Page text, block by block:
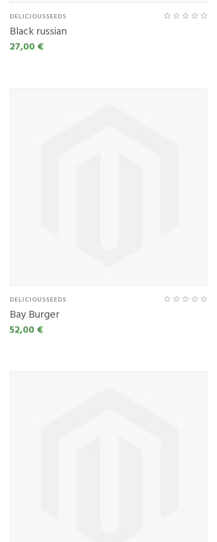
DELICIOUSSEEDS
Black russian
27,00 €
DELICIOUSSEEDS
Bay Burger
52,00 €